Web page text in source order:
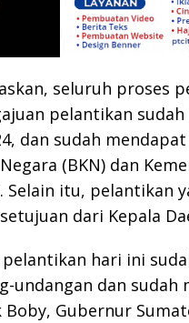
seluruh proses
pelantikan
dan sudah
(BKN) dan
Selain itu, pelantikan
dari Kepala
pelantikan hari ini
undangan dan sudah
Gubernur